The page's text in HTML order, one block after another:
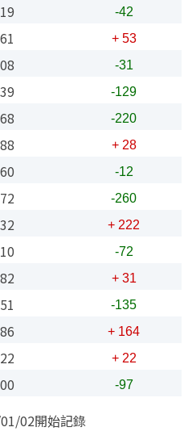
-42
+ 53
-31
-129
-220
+ 28
-12
-260
+ 222
-72
+ 31
-135
+ 164
+ 22
-97
02開始記錄